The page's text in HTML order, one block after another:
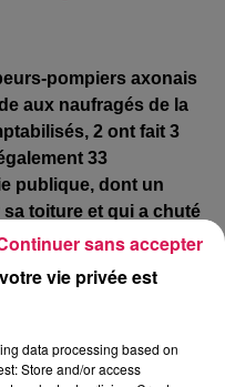
pompiers axonais
aux naufragés de la
2 ont fait 3
33
publique, dont un
toiture et qui a chuté
blessée, cette
»
vie privée est
data processing based on
Store and/or access
sans accepter